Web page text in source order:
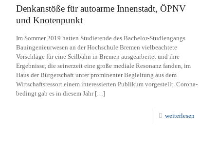
Denkanstöße für autoarme Innenstadt, ÖPNV
und Knotenpunkt
Im Sommer 2019 hatten Studierende des Bachelor-Studiengangs
Bauingenieurwesen an der Hochschule Bremen vielbeachtete
Vorschläge für eine Seilbahn in Bremen ausgearbeitet und ihre
Ergebnisse, die seinerzeit eine große mediale Resonanz fanden, im
Haus der Bürgerschaft unter prominenter Begleitung aus dem
Wirtschaftsressort einem interessierten Publikum vorgestellt. Corona-
bedingt gab es in diesem Jahr[…]
weiterlesen